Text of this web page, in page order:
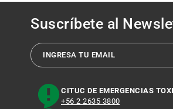
Suscríbete al
CITUC DE EMERGENCIAS
+56 2 2635 3800